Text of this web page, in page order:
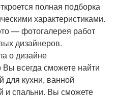
полная подборка
характеристиками.
— фотогалерея работ
дизайнеров.
о дизайне
всегда сможете найти
для кухни, ванной
и спальни. Вы сможете